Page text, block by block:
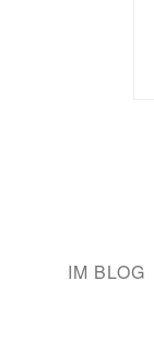
IM BLOG